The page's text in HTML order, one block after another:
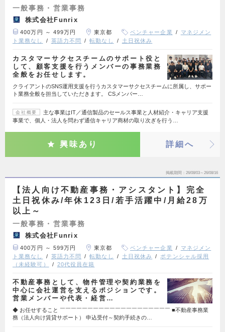
一般事務・営業事務
株式会社Funrix
400万円 ～ 499万円 東京都 ベンチャー企業
マネジメン
ト業務なし
英語力不問 転勤なし 土日祝休み
カスタマーサクセスチームのサポート役と
して、顧客支援を行うメンバーの事務業務
全般をお任せします。
クライアントのSNS運用支援を行うカスタマーサクセスチームに所属し、サポー
ト業務全般を担当していただきます。 CSメンバー…
会社概要
主な事業はIT／通信製品のセールス事業と人材紹介・キャリア支援
事業で、個人・法人を問わず通信キャリア商材の取り次ぎを行う…
興味あり 詳細へ
掲載期間 26/08/03～26/08/16
【法人向け不動産事務・アシスタント】完全
土日祝休み/年休123日/若手活躍中/月給28万
以上～
一般事務・営業事務
株式会社Funrix
400万円 ～ 599万円 東京都 ベンチャー企業
マネジメン
ト業務なし
英語力不問 転勤なし 土日祝休み
ポテンシャル採用
（未経験可）
20代役員在籍
不動産事務として、物件管理や契約業務を
中心に会社運営を支えるポジションです。
営業メンバーや代表・経営…
◆ お任せすること ￣￣￣￣￣￣￣￣￣￣￣￣￣￣￣￣￣￣￣￣ ■不動産事務業
務（法人向け賃貸サポート） 申込受付～契約手続きの…